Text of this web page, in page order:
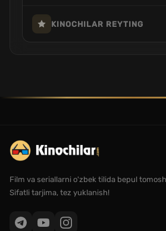
KINOCHILAR REYTING
Film va seriallarni o'zbek tilida bepul
Sifatli tarjima, tez yuklanish!